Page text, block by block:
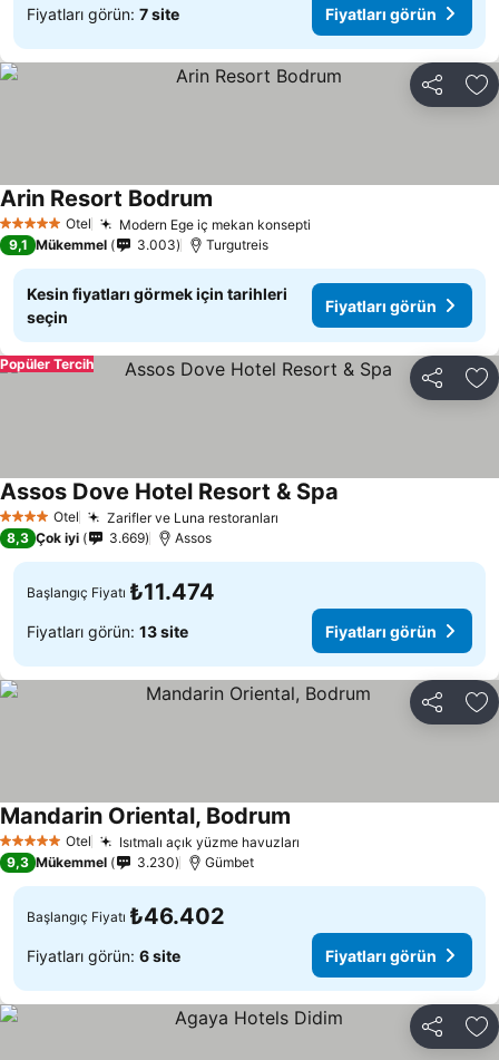
Fiyatları görün: 7 site Fiyatları görün
Paylaş
5 Yıldız Otel Modern Ege iç mekan konsepti
Arin Resort Bodrum
9,1 Mükemmel 3.003 Turgutreis
Kesin fiyatları görmek için tarihleri
seçin
Fiyatları görün
Paylaş
Popüler Tercih
4 Yıldız Otel Zarifler ve Luna restoranları
Assos Dove Hotel Resort & Spa
8,3 Çok iyi 3.669 Assos
Başlangıç Fiyatı ₺11.474
Fiyatları görün: 13 site Fiyatları görün
Paylaş
5 Yıldız Otel Isıtmalı açık yüzme havuzları
Mandarin Oriental, Bodrum
9,3 Mükemmel 3.230 Gümbet
Başlangıç Fiyatı ₺46.402
Fiyatları görün: 6 site Fiyatları görün
Paylaş